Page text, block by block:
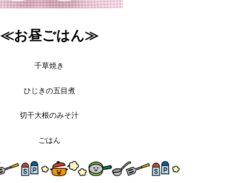
≪お昼ごはん≫
千草焼き
ひじきの五目煮
切干大根のみそ汁
ごはん